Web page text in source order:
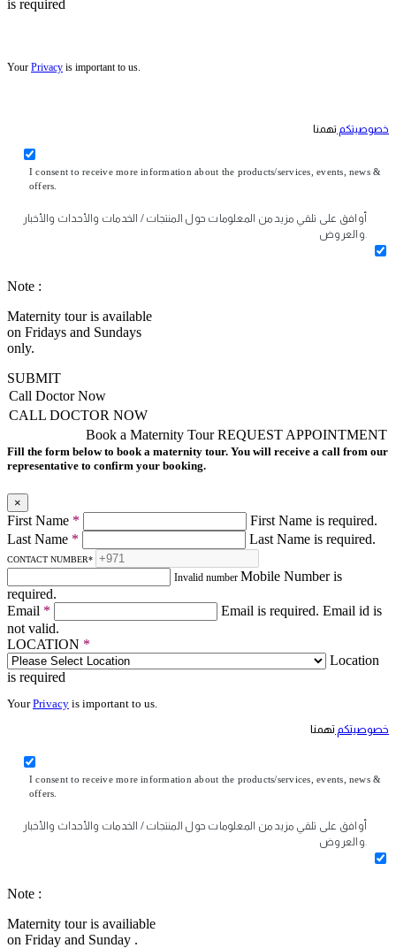
is required
Your Privacy is important to us.
خصوصيتكم تهمنا
I consent to receive more information about the products/services, events, news &
offers.
أوافق على تلقي مزيد من المعلومات حول المنتجات / الخدمات والأحداث والأخبار
والعروض.
Note :
Maternity tour is available
on Fridays and Sundays
only.
SUBMIT
Call Doctor Now
CALL DOCTOR NOW
REQUEST APPOINTMENT
Book a Maternity Tour
Fill the form below to book a maternity tour. You will receive a call from our
representative to confirm your booking.
×
First Name *
First Name is required.
Last Name * Last Name is required.
CONTACT NUMBER*
Invalid number Mobile Number is
required.
Email * Email is required. Email id is
not valid.
LOCATION *
Location
is required
YourPrivacy is important to us.
خصوصيتكم تهمنا
I consent to receive more information about the products/services, events, news &
offers.
أوافق على تلقي مزيد من المعلومات حول المنتجات / الخدمات والأحداث والأخبار
Note :
Maternity tour is availiable
on Friday and Sunday .